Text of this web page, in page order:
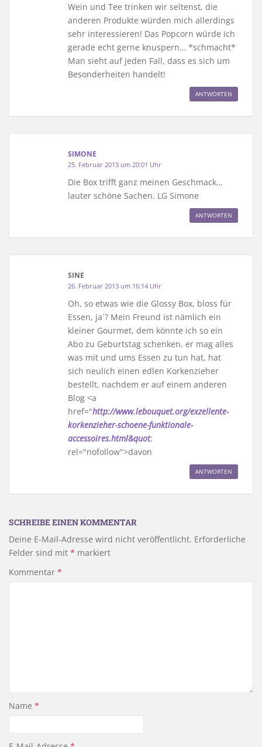
Wein und Tee trinken wir seltenst, die
anderen Produkte würden mich allerdings
sehr interessieren! Das Popcorn würde ich
gerade echt gerne knuspern… *schmacht*
Man sieht auf jeden Fall, dass es sich um
Besonderheiten handelt!
ANTWORTEN
SIMONE
25. Februar 2013 um 20:01 Uhr
Die Box trifft ganz meinen Geschmack…
lauter schöne Sachen. LG Simone
ANTWORTEN
SINE
26. Februar 2013 um 16:14 Uhr
Oh, so etwas wie die Glossy Box, bloss für
Essen, ja`? Mein Freund ist nämlich ein
kleiner Gourmet, dem könnte ich so ein
Abo zu Geburtstag schenken, er mag alles
was mit und ums Essen zu tun hat, hat
sich neulich einen edlen Korkenzieher
bestellt, nachdem er auf einem anderen
Blog <a
href="http://www.lebouquet.org/exzellente-
korkenzieher-schoene-funktionale-
accessoires.html&quot;
rel="nofollow">davon
ANTWORTEN
SCHREIBE EINEN KOMMENTAR
Deine E-Mail-Adresse wird nicht veröffentlicht. Erforderliche
Felder sind mit * markiert
Kommentar *
Name *